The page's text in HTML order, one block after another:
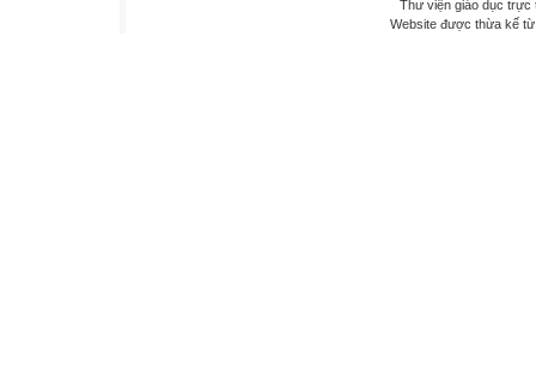
Thư viện giáo dục trực
Website được thừa kế